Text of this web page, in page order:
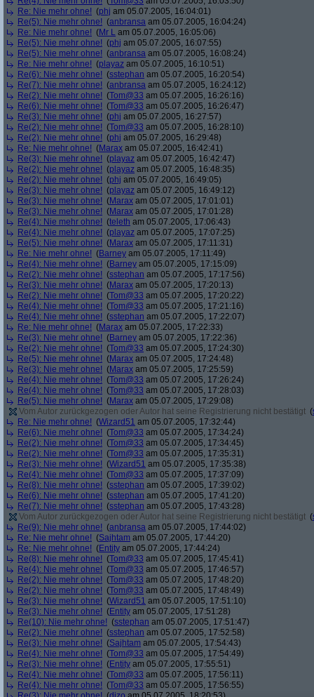
Re: Nie mehr ohne! (phj am 05.07.2005, 16:04:01)
Re(5): Nie mehr ohne! (anbransa am 05.07.2005, 16:04:24)
Re: Nie mehr ohne! (Mr L am 05.07.2005, 16:05:06)
Re(5): Nie mehr ohne! (phj am 05.07.2005, 16:07:55)
Re(5): Nie mehr ohne! (anbransa am 05.07.2005, 16:08:24)
Re: Nie mehr ohne! (playaz am 05.07.2005, 16:10:51)
Re(6): Nie mehr ohne! (sstephan am 05.07.2005, 16:20:54)
Re(7): Nie mehr ohne! (anbransa am 05.07.2005, 16:24:12)
Re(2): Nie mehr ohne! (Tom@33 am 05.07.2005, 16:26:16)
Re(6): Nie mehr ohne! (Tom@33 am 05.07.2005, 16:26:47)
Re(3): Nie mehr ohne! (phj am 05.07.2005, 16:27:57)
Re(2): Nie mehr ohne! (Tom@33 am 05.07.2005, 16:28:10)
Re(2): Nie mehr ohne! (phj am 05.07.2005, 16:29:48)
Re: Nie mehr ohne! (Marax am 05.07.2005, 16:42:41)
Re(3): Nie mehr ohne! (playaz am 05.07.2005, 16:42:47)
Re(2): Nie mehr ohne! (playaz am 05.07.2005, 16:48:35)
Re(2): Nie mehr ohne! (phj am 05.07.2005, 16:49:05)
Re(3): Nie mehr ohne! (playaz am 05.07.2005, 16:49:12)
Re(3): Nie mehr ohne! (Marax am 05.07.2005, 17:01:01)
Re(3): Nie mehr ohne! (Marax am 05.07.2005, 17:01:28)
Re(4): Nie mehr ohne! (teleth am 05.07.2005, 17:06:43)
Re(4): Nie mehr ohne! (playaz am 05.07.2005, 17:07:25)
Re(5): Nie mehr ohne! (Marax am 05.07.2005, 17:11:31)
Re: Nie mehr ohne! (Barney am 05.07.2005, 17:11:49)
Re(4): Nie mehr ohne! (Barney am 05.07.2005, 17:15:09)
Re(2): Nie mehr ohne! (sstephan am 05.07.2005, 17:17:56)
Re(3): Nie mehr ohne! (Marax am 05.07.2005, 17:20:13)
Re(2): Nie mehr ohne! (Tom@33 am 05.07.2005, 17:20:22)
Re(4): Nie mehr ohne! (Tom@33 am 05.07.2005, 17:21:16)
Re(4): Nie mehr ohne! (sstephan am 05.07.2005, 17:22:07)
Re: Nie mehr ohne! (Marax am 05.07.2005, 17:22:33)
Re(3): Nie mehr ohne! (Barney am 05.07.2005, 17:22:36)
Re(2): Nie mehr ohne! (Tom@33 am 05.07.2005, 17:24:30)
Re(5): Nie mehr ohne! (Marax am 05.07.2005, 17:24:48)
Re(3): Nie mehr ohne! (Marax am 05.07.2005, 17:25:59)
Re(4): Nie mehr ohne! (Tom@33 am 05.07.2005, 17:26:24)
Re(4): Nie mehr ohne! (Tom@33 am 05.07.2005, 17:28:03)
Re(5): Nie mehr ohne! (Marax am 05.07.2005, 17:29:08)
Vom Autor zurückgezogen oder Autor hat seine Registrierung nicht bestätigt (
Re: Nie mehr ohne! (Wizard51 am 05.07.2005, 17:32:44)
Re(6): Nie mehr ohne! (Tom@33 am 05.07.2005, 17:34:24)
Re(2): Nie mehr ohne! (Tom@33 am 05.07.2005, 17:34:45)
Re(2): Nie mehr ohne! (Tom@33 am 05.07.2005, 17:35:31)
Re(3): Nie mehr ohne! (Wizard51 am 05.07.2005, 17:35:38)
Re(4): Nie mehr ohne! (Tom@33 am 05.07.2005, 17:37:09)
Re(8): Nie mehr ohne! (sstephan am 05.07.2005, 17:39:02)
Re(6): Nie mehr ohne! (sstephan am 05.07.2005, 17:41:20)
Re(7): Nie mehr ohne! (sstephan am 05.07.2005, 17:43:28)
Vom Autor zurückgezogen oder Autor hat seine Registrierung nicht bestätigt (
Re(9): Nie mehr ohne! (anbransa am 05.07.2005, 17:44:02)
Re: Nie mehr ohne! (Sajhtam am 05.07.2005, 17:44:20)
Re: Nie mehr ohne! (Entity am 05.07.2005, 17:44:24)
Re(8): Nie mehr ohne! (Tom@33 am 05.07.2005, 17:45:41)
Re(4): Nie mehr ohne! (Tom@33 am 05.07.2005, 17:46:57)
Re(2): Nie mehr ohne! (Tom@33 am 05.07.2005, 17:48:20)
Re(2): Nie mehr ohne! (Tom@33 am 05.07.2005, 17:48:49)
Re(3): Nie mehr ohne! (Wizard51 am 05.07.2005, 17:51:10)
Re(3): Nie mehr ohne! (Entity am 05.07.2005, 17:51:28)
Re(10): Nie mehr ohne! (sstephan am 05.07.2005, 17:51:47)
Re(2): Nie mehr ohne! (sstephan am 05.07.2005, 17:52:58)
Re(3): Nie mehr ohne! (Sajhtam am 05.07.2005, 17:54:43)
Re(4): Nie mehr ohne! (Tom@33 am 05.07.2005, 17:54:49)
Re(3): Nie mehr ohne! (Entity am 05.07.2005, 17:55:51)
Re(4): Nie mehr ohne! (Tom@33 am 05.07.2005, 17:56:11)
Re(4): Nie mehr ohne! (Tom@33 am 05.07.2005, 17:56:55)